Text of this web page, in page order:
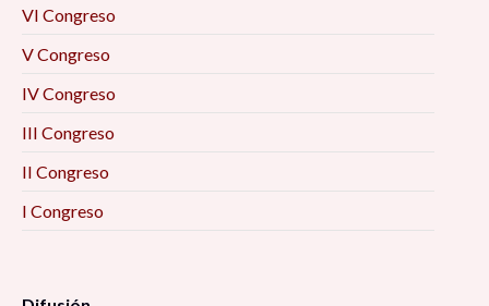
VI Congreso
V Congreso
IV Congreso
III Congreso
II Congreso
I Congreso